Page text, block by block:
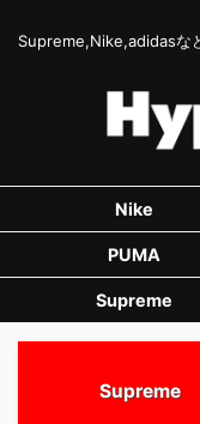
Supreme,Nike,adidasな
Nike
PUMA
Supreme
Supreme